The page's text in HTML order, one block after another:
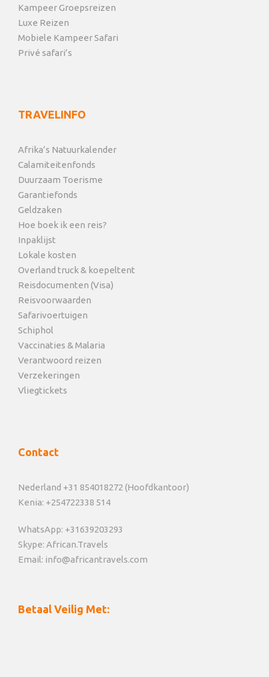
Kampeer Groepsreizen
Luxe Reizen
Mobiele Kampeer Safari
Privé safari’s
TRAVELINFO
Afrika’s Natuurkalender
Calamiteitenfonds
Duurzaam Toerisme
Garantiefonds
Geldzaken
Hoe boek ik een reis?
Inpaklijst
Lokale kosten
Overland truck & koepeltent
Reisdocumenten (Visa)
Reisvoorwaarden
Safarivoertuigen
Schiphol
Vaccinaties & Malaria
Verantwoord reizen
Verzekeringen
Vliegtickets
Contact
Nederland +31 854018272 (Hoofdkantoor)
Kenia: +254722338 514
WhatsApp: +31639203293
Skype: African.Travels
Email: info@africantravels.com
Betaal Veilig Met: